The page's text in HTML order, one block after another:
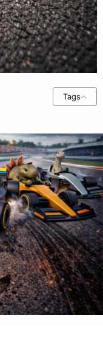
Tags